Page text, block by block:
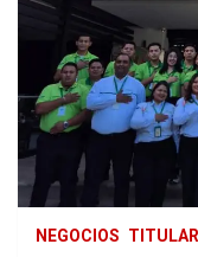
NEGOCIOS